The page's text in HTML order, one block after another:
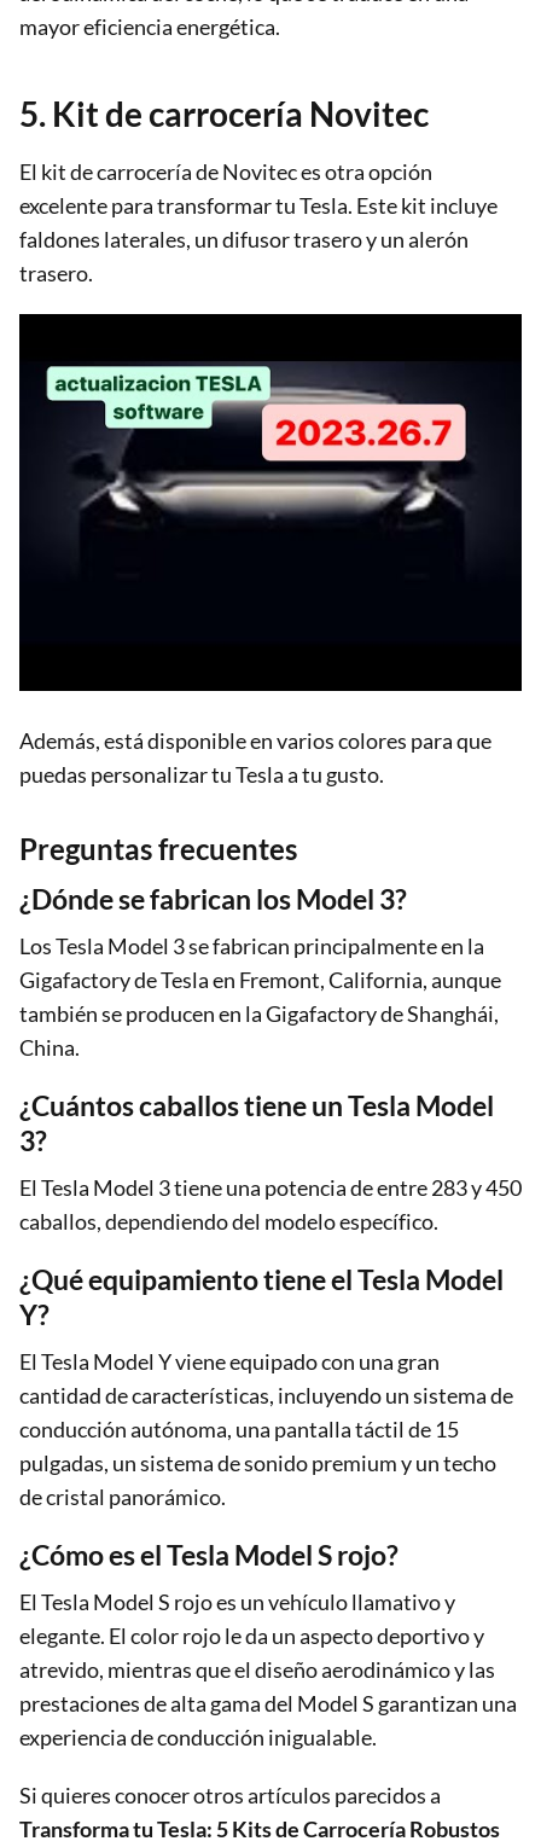
mayor eficiencia energética.
5. Kit de carrocería Novitec
El kit de carrocería de Novitec es otra opción
excelente para transformar tu Tesla. Este kit incluye
faldones laterales, un difusor trasero y un alerón
trasero.
Además, está disponible en varios colores para que
puedas personalizar tu Tesla a tu gusto.
Preguntas frecuentes
¿Dónde se fabrican los Model 3?
Los Tesla Model 3 se fabrican principalmente en la
Gigafactory de Tesla en Fremont, California, aunque
también se producen en la Gigafactory de Shanghái,
China.
¿Cuántos caballos tiene un Tesla Model
3?
El Tesla Model 3 tiene una potencia de entre 283 y 450
caballos, dependiendo del modelo específico.
¿Qué equipamiento tiene el Tesla Model
Y?
El Tesla Model Y viene equipado con una gran
cantidad de características, incluyendo un sistema de
conducción autónoma, una pantalla táctil de 15
pulgadas, un sistema de sonido premium y un techo
de cristal panorámico.
¿Cómo es el Tesla Model S rojo?
El Tesla Model S rojo es un vehículo llamativo y
elegante. El color rojo le da un aspecto deportivo y
atrevido, mientras que el diseño aerodinámico y las
prestaciones de alta gama del Model S garantizan una
experiencia de conducción inigualable.
Si quieres conocer otros artículos parecidos a
Transforma tu Tesla: 5 Kits de Carrocería Robustos